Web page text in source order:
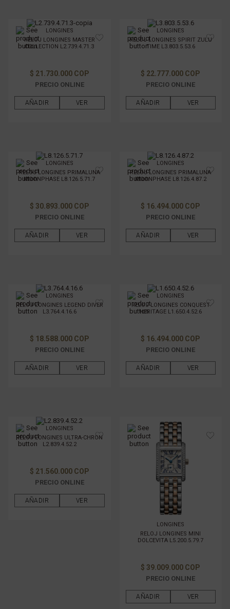
LONGINES
RELOJ LONGINES MASTER
COLLECTION L2.739.4.71.3
$ 21.730.000 COP
PRECIO ONLINE
AÑADIR VER
LONGINES
RELOJ LONGINES SPIRIT ZULU
TIME L3.803.5.53.6
$ 22.777.000 COP
PRECIO ONLINE
AÑADIR VER
LONGINES
RELOJ LONGINES PRIMALUNA
MOONPHASE L8.126.5.71.7
$ 30.893.000 COP
PRECIO ONLINE
AÑADIR VER
LONGINES
RELOJ LONGINES PRIMALUNA
MOONPHASE L8.126.4.87.2
$ 16.494.000 COP
PRECIO ONLINE
AÑADIR VER
LONGINES
RELOJ LONGINES LEGEND DIVER
L3.764.4.16.6
$ 18.588.000 COP
PRECIO ONLINE
AÑADIR VER
LONGINES
RELOJ LONGINES CONQUEST
HERITAGE L1.650.4.52.6
$ 16.494.000 COP
PRECIO ONLINE
AÑADIR VER
LONGINES
RELOJ LONGINES ULTRA-CHRON
L2.839.4.52.2
$ 21.560.000 COP
PRECIO ONLINE
AÑADIR VER
LONGINES
RELOJ LONGINES MINI
DOLCEVITA L5.200.5.79.7
$ 39.009.000 COP
PRECIO ONLINE
AÑADIR VER